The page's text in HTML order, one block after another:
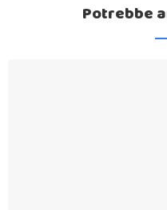
Potrebbe